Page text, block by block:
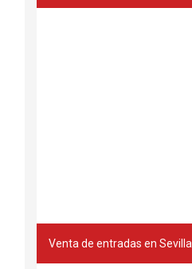
Venta de entradas en Sevilla